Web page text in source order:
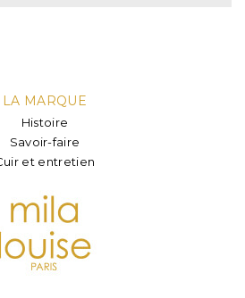
LA MARQUE
Histoire
Savoir-faire
et entretien